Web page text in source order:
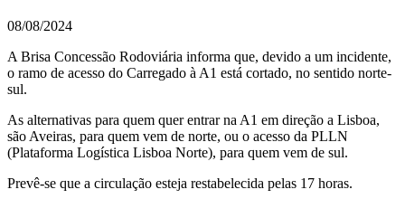
08/08/2024
A Brisa Concessão Rodoviária informa que, devido a um incidente,
o ramo de acesso do Carregado à A1 está cortado, no sentido norte-
sul.
As alternativas para quem quer entrar na A1 em direção a Lisboa,
são Aveiras, para quem vem de norte, ou o acesso da PLLN
(Plataforma Logística Lisboa Norte), para quem vem de sul.
Prevê-se que a circulação esteja restabelecida pelas 17 horas.